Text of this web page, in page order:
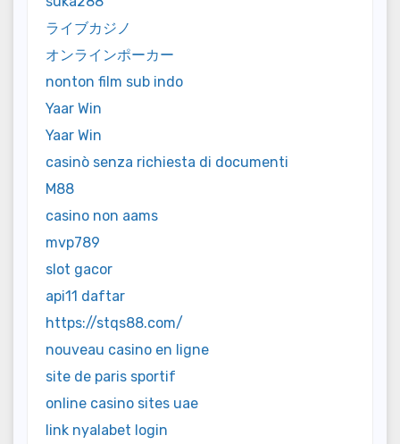
ライブカジノ
オンラインポーカー
nonton film sub indo
Yaar Win
Yaar Win
casinò senza richiesta di documenti
M88
casino non aams
mvp789
slot gacor
api11 daftar
https://stqs88.com/
nouveau casino en ligne
site de paris sportif
online casino sites uae
link nyalabet login